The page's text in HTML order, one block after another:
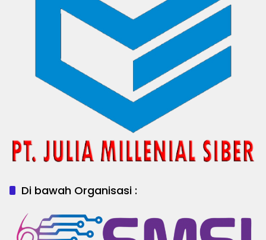
Di bawah Organisasi :